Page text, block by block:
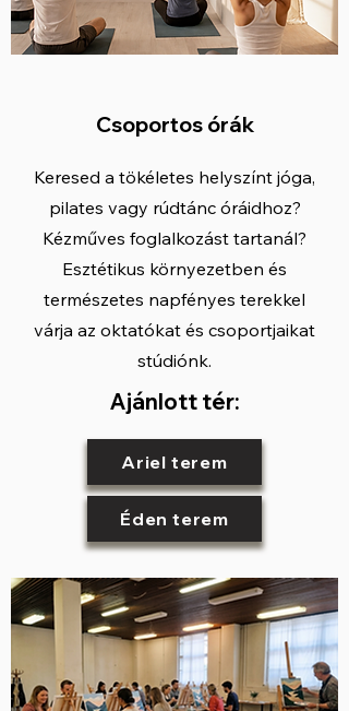
Csoportos órák
Keresed a tökéletes helyszínt jóga,
pilates vagy rúdtánc óráidhoz?
Kézműves foglalkozást tartanál?
Esztétikus környezetben és
természetes napfényes terekkel
várja az oktatókat és csoportjaikat
stúdiónk.
Ajánlott tér:
Ariel terem
Éden terem